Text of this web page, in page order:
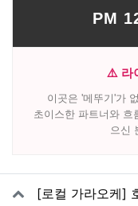
PM
⚠️ 라
이곳은 '메뚜기'가
초이스한 파트너와 흐
으신
관련자료
[로컬 가라오케]